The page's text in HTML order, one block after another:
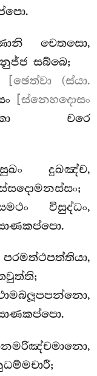
චෙතසො,
සබ්බෙ;
[ඡෙත්වා (ස්යා.
[ස්නෙහදොසං
චරෙ
දුඛඤ්ච,
විසුද්ධං,